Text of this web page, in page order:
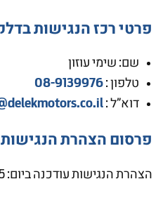
פרטי רכז הנגישות
שם: שימי עוזון
טלפון :08-9139976
דוא”ל :
פרסום הצהרת הנגישות
הצהרת הנגישות עודכנה ביום: 09.12.2025